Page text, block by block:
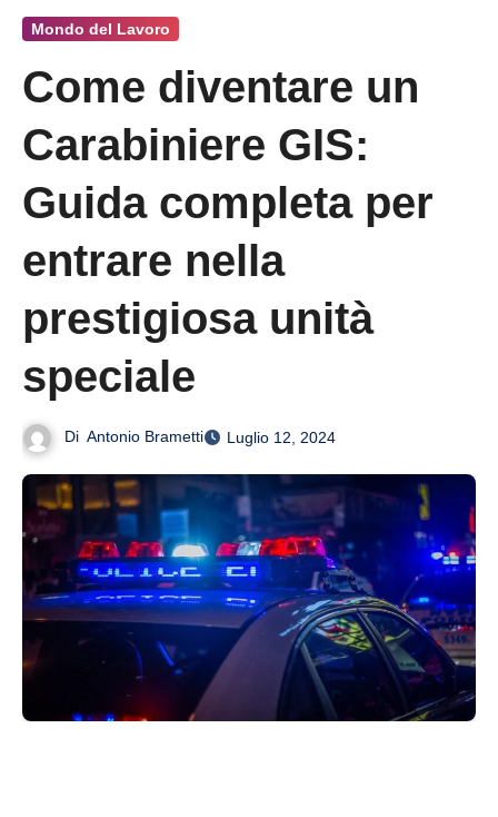
Mondo del Lavoro
Come diventare un
Carabiniere GIS:
Guida completa per
entrare nella
prestigiosa unità
speciale
Di Antonio Brametti Luglio 12, 2024